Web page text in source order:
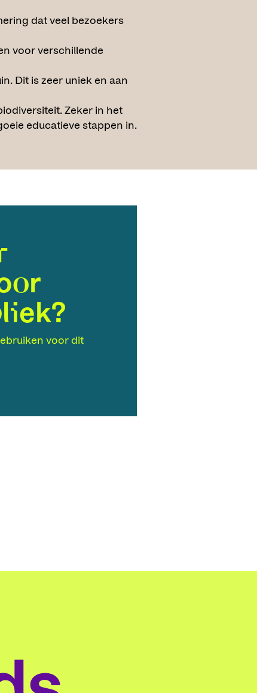
dat veel bezoekers
voor verschillende
Dit is zeer uniek en aan
Zeker in het
educatieve stappen in.
voor dit